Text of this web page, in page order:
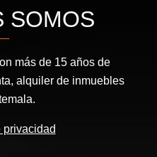
SOMOS
más de 15 años de
alquiler de inmuebles
privacidad